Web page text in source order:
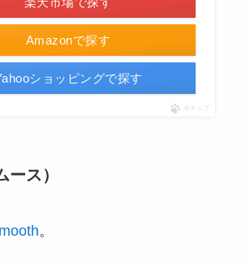
Amazonで探す
ショッピングで探す
ポチップ
ス）
。